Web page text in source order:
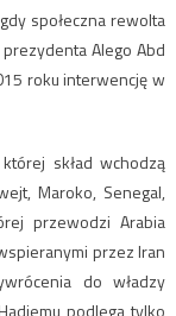
społeczna rewolta
Alego Abd
roku interwencję w
skład wchodzą
Maroko, Senegal,
przewodzi Arabia
przez Iran
do władzy
podlega tylko